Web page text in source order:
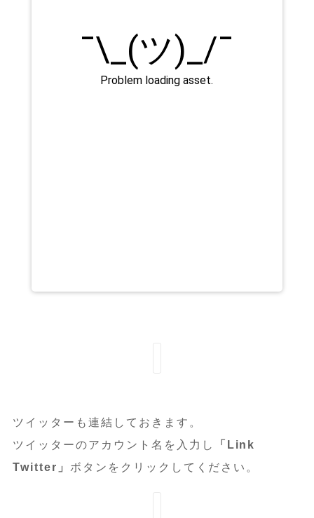
ツイッターも連結しておきます。
ツイッターのアカウント名を入力し
「Link
Twitter」 ボタンをクリックしてください。